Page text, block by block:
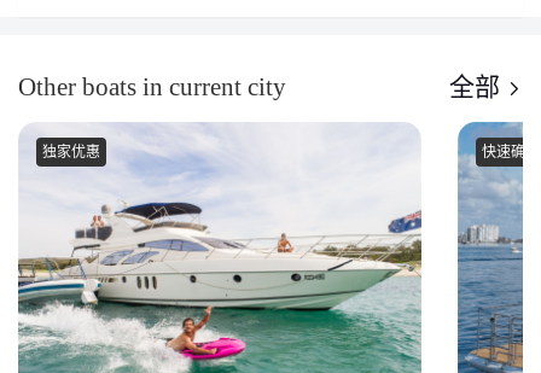
Other boats in current city 全部
独家优惠 快速确